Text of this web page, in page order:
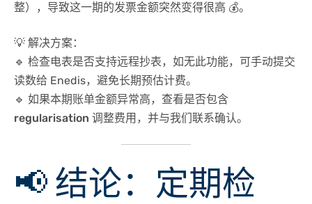
整）
，导致这一期的发票金额突然变得很高 💰。
💡 解决方案：
🔹 检查电表是否支持远程抄表，如无此功能，可手动提交
读数给 Enedis，避免长期预估计费。
🔹 如果本期账单金额异常高， 查看是否包含
regularisation 调整费用 ，并与我们联系确认。
📢 结论：定期检